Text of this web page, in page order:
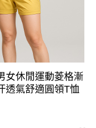
女休閒運動菱格漸
透氣舒適圓領T恤